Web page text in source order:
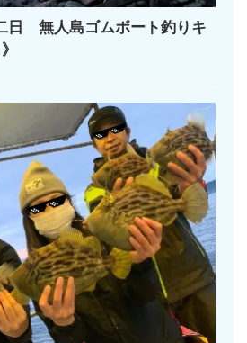
無人島ゴムボート釣りキ